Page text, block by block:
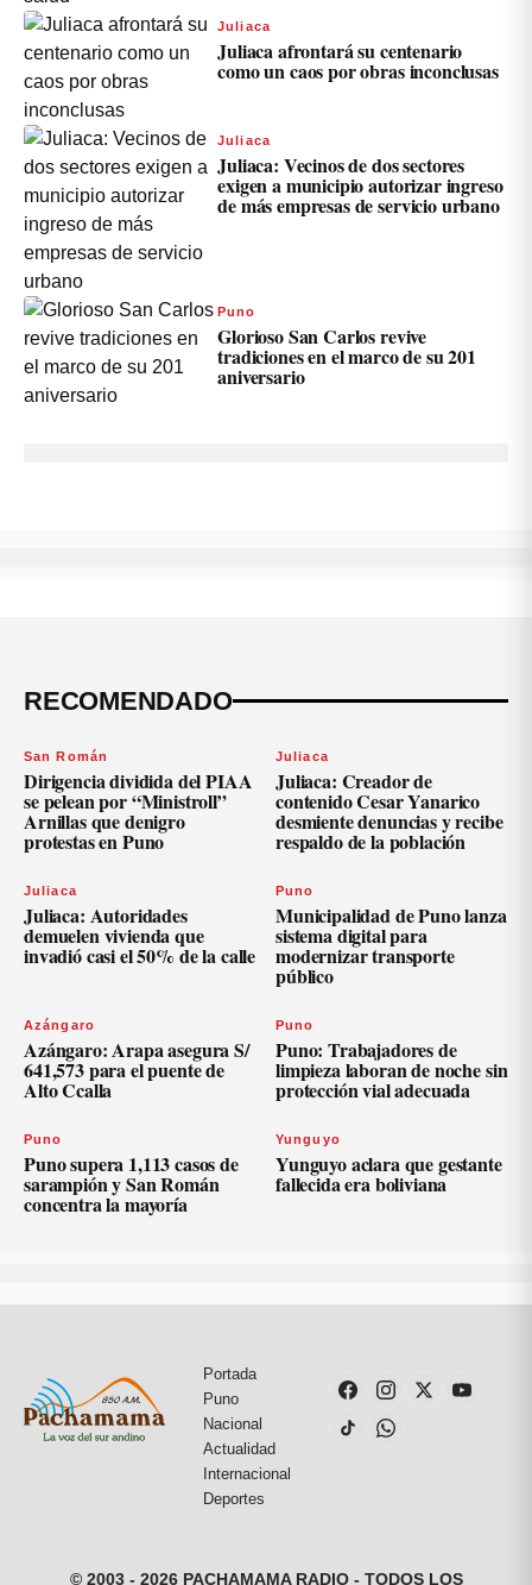
Juliaca
Juliaca afrontará su centenario
como un caos por obras inconclusas
Juliaca
Juliaca: Vecinos de dos sectores
exigen a municipio autorizar ingreso
de más empresas de servicio urbano
Puno
Glorioso San Carlos revive
tradiciones en el marco de su 201
aniversario
RECOMENDADO
San Román
Dirigencia dividida del PIAA
se pelean por “Ministroll”
Arnillas que denigro
protestas en Puno
Juliaca
Juliaca: Creador de
contenido Cesar Yanarico
desmiente denuncias y recibe
respaldo de la población
Juliaca
Juliaca: Autoridades
demuelen vivienda que
invadió casi el 50% de la calle
Puno
Municipalidad de Puno lanza
sistema digital para
modernizar transporte
público
Azángaro
Azángaro: Arapa asegura S/
641,573 para el puente de
Alto Ccalla
Puno
Puno: Trabajadores de
limpieza laboran de noche sin
protección vial adecuada
Puno
Puno supera 1,113 casos de
sarampión y San Román
concentra la mayoría
Yunguyo
Yunguyo aclara que gestante
fallecida era boliviana
Portada
Puno
Nacional
Actualidad
Internacional
Deportes
© 2003 - 2026 PACHAMAMA RADIO - TODOS LOS